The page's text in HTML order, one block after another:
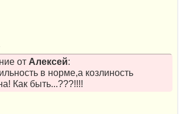
от Алексей:
в норме,а козлиность
Как быть...???!!!!